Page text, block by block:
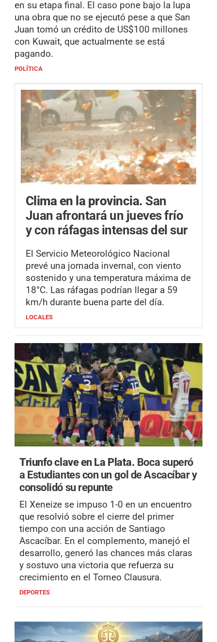
en su etapa final. El caso pone bajo la lupa
una obra que no se ejecutó pese a que San
Juan tomó un crédito de US$100 millones
con Kuwait, que actualmente se está
pagando.
POLÍTICA
Clima en la provincia. San
Juan afrontará un jueves frío
y con ráfagas intensas del sur
El Servicio Meteorológico Nacional
prevé una jornada invernal, con viento
sostenido y una temperatura máxima de
18°C. Las ráfagas podrían llegar a 59
km/h durante buena parte del día.
LOCALES
Triunfo clave en La Plata. Boca superó
a Estudiantes con un gol de Ascacíbar y
consolidó su repunte
El Xeneize se impuso 1-0 en un encuentro
que resolvió sobre el cierre del primer
tiempo con una acción de Santiago
Ascacíbar. En el complemento, manejó el
desarrollo, generó las chances más claras
y sostuvo una victoria que refuerza su
crecimiento en el Torneo Clausura.
DEPORTES